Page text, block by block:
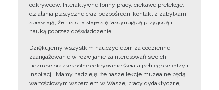
odkrywców. Interaktywne formy pracy, ciekawe prelekcje,
działania plastyczne oraz bezpośredni kontakt z zabytkami
sprawiają, że historia staje się fascynującą przygodą i
nauką poprzez doświadczenie.
Dziękujemy wszystkim nauczycielom za codzienne
zaangażowanie w rozwijanie zainteresowań swoich
uczniów oraz wspólne odkrywanie świata pełnego wiedzy i
inspiracji. Mamy nadzieję, że nasze lekcje muzealne będą
wartościowym wsparciem w Waszej pracy dydaktycznej.